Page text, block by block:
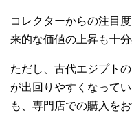
コレクターからの注目
来的な価値の上昇も十
ただし、古代エジプト
が出回りやすくなって
も、専門店での購入を